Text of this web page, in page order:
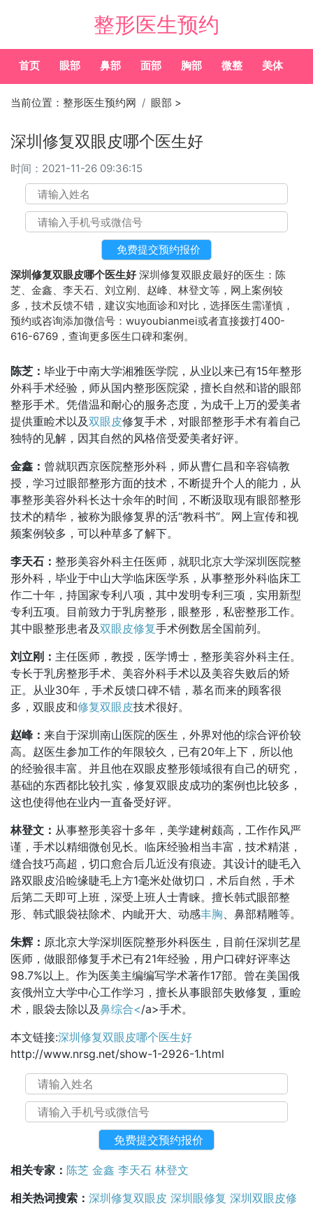
整形医生预约
首页 眼部 鼻部 面部 胸部 微整 美体
当前位置： 整形医生预约网 眼部 >
深圳修复双眼皮哪个医生好
时间： 2021-11-26 09:36:15
深圳修复双眼皮哪个医生好深圳修复双眼皮最好的医生：陈
芝、金鑫、李天石、刘立刚、赵峰、林登文等，网上案例较
多，技术反馈不错，建议实地面诊和对比，选择医生需谨慎，
预约或咨询添加微信号：wuyoubianmei或者直接拨打400-
616-6769，查询更多医生口碑和案例。
陈芝： 毕业于中南大学湘雅医学院，从业以来已有15年整形
外科手术经验，师从国内整形医院梁，擅长自然和谐的眼部
整形手术。凭借温和耐心的服务态度，为成千上万的爱美者
提供重睑术以及双眼皮修复手术，对眼部整形手术有着自己
独特的见解，因其自然的风格倍受爱美者好评。
金鑫： 曾就职西京医院整形外科，师从曹仁昌和辛容镐教
授，学习过眼部整形方面的技术，不断提升个人的能力，从
事整形美容外科长达十余年的时间，不断汲取现有眼部整形
技术的精华，被称为眼修复界的活“教科书”。网上宣传和视
频案例较多，可以种草多了解下。
李天石： 整形美容外科主任医师，就职北京大学深圳医院整
形外科，毕业于中山大学临床医学系，从事整形外科临床工
作二十年，持国家专利八项，其中发明专利三项，实用新型
专利五项。目前致力于乳房整形，眼整形，私密整形工作。
其中眼整形患者及双眼皮修复手术例数居全国前列。
刘立刚： 主任医师，教授，医学博士，整形美容外科主任。
专长于乳房整形手术、美容外科手术以及美容失败后的矫
正。从业30年，手术反馈口碑不错，慕名而来的顾客很
多，双眼皮和修复双眼皮技术很好。
赵峰： 来自于深圳南山医院的医生，外界对他的综合评价较
高。赵医生参加工作的年限较久，已有20年上下，所以他
的经验很丰富。并且他在双眼皮整形领域很有自己的研究，
基础的东西都比较扎实，修复双眼皮成功的案例也比较多，
这也使得他在业内一直备受好评。
林登文： 从事整形美容十多年，美学建树颇高，工作作风严
谨，手术以精细微创见长。临床经验相当丰富，技术精湛，
缝合技巧高超，切口愈合后几近没有痕迹。其设计的睫毛入
路双眼皮沿睑缘睫毛上方1毫米处做切口，术后自然，手术
后第二天即可上班，深受上班人士青睐。擅长韩式眼部整
形、韩式眼袋祛除术、内眦开大、动感丰胸、鼻部精雕等。
朱辉： 原北京大学深圳医院整形外科医生，目前任深圳艺星
医师，做眼部修复手术已有21年经验，用户口碑好评率达
98.7%以上。作为医美主编编写学术著作17部。曾在美国俄
亥俄州立大学中心工作学习，擅长从事眼部失败修复，重睑
术，眼袋去除以及鼻综合</a>手术。
本文链接:深圳修复双眼皮哪个医生好
http://www.nrsg.net/show-1-2926-1.html
相关专家： 陈芝 金鑫 李天石 林登文
相关热词搜索： 深圳修复双眼皮 深圳眼修复 深圳双眼皮修